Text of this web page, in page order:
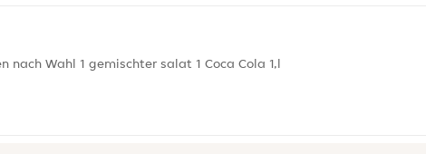
Wahl 1 gemischter salat 1 Coca Cola 1,l